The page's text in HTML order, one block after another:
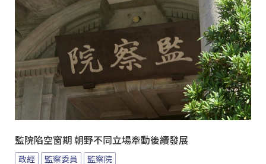
監院陷空窗期 朝野不同立場牽動後續發展
政經 監察委員 監察院